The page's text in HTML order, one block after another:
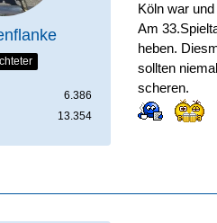
6.386
13.354
Köln war
Am
heben.
sollten
scheren.